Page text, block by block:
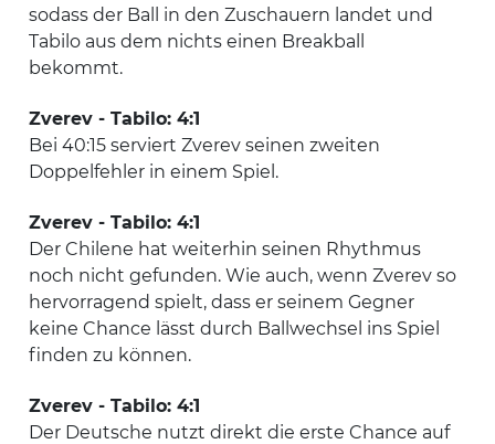
sodass der Ball in den Zuschauern landet und
Tabilo aus dem nichts einen Breakball
bekommt.
Zverev - Tabilo: 4:1
Bei 40:15 serviert Zverev seinen zweiten
Doppelfehler in einem Spiel.
Zverev - Tabilo: 4:1
Der Chilene hat weiterhin seinen Rhythmus
noch nicht gefunden. Wie auch, wenn Zverev so
hervorragend spielt, dass er seinem Gegner
keine Chance lässt durch Ballwechsel ins Spiel
finden zu können.
Zverev - Tabilo: 4:1
Der Deutsche nutzt direkt die erste Chance auf